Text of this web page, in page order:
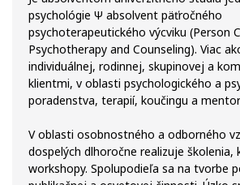
psychológie Ψ absolvent päťročného
psychoterapeutického výcviku (Person
Psychotherapy and Counseling). Viac
individuálnej, rodinnej, skupinovej a
klientmi, v oblasti psychologického a
poradenstva, terapií, koučingu a
V oblasti osobnostného a odborného
dospelých dlhoročne realizuje školenia,
workshopy. Spolupodieľa sa na tvorbe